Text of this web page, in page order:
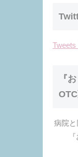
Tweets
『
病院と